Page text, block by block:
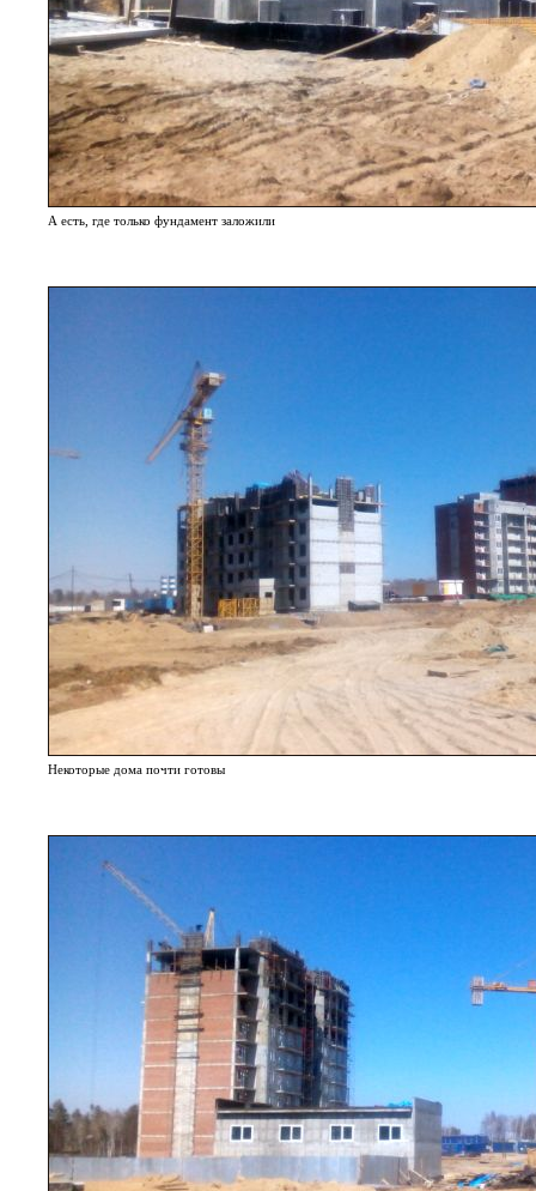
А есть, где только фундамент заложили
Некоторые дома почти готовы